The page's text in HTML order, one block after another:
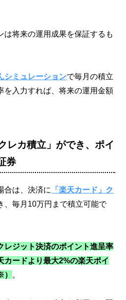
将来の運用成果を保証するも
シミュレーションで毎月の積立
を入力すれば、将来の運用金額
レカ積立」ができ、ポイ
券
合は、決済に
「楽天カード」ク
、毎月10万円まで積立可能で
レジット決済のポイント進呈率
カードより最大2%の楽天ポイ
。